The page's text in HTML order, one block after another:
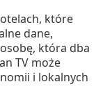
które
dane,
która dba
TV może
i lokalnych